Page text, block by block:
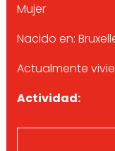
Mujer
Nacido en:
Actualmente
Actividad: